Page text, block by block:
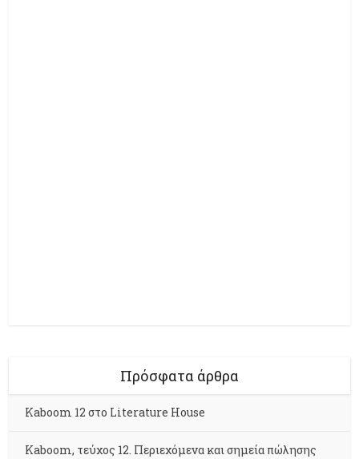
Πρόσφατα άρθρα
Kaboom 12 στο Literature House
Kaboom, τεύχος 12. Περιεχόμενα και σημεία πώλησης